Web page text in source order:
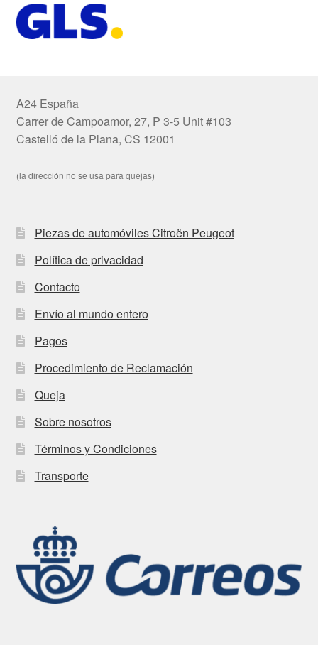
A24 España
Carrer de Campoamor, 27, P 3-5 Unit #103
Castelló de la Plana, CS 12001
(la dirección no se usa para quejas)
Piezas de automóviles Citroën Peugeot
Política de privacidad
Contacto
Envío al mundo entero
Pagos
Procedimiento de Reclamación
Queja
Sobre nosotros
Términos y Condiciones
Transporte